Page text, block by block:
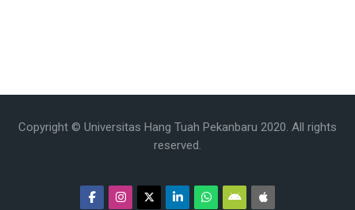
Copyright © Universitas Hang Tuah Pekanbaru 2020. All rights
reserved.